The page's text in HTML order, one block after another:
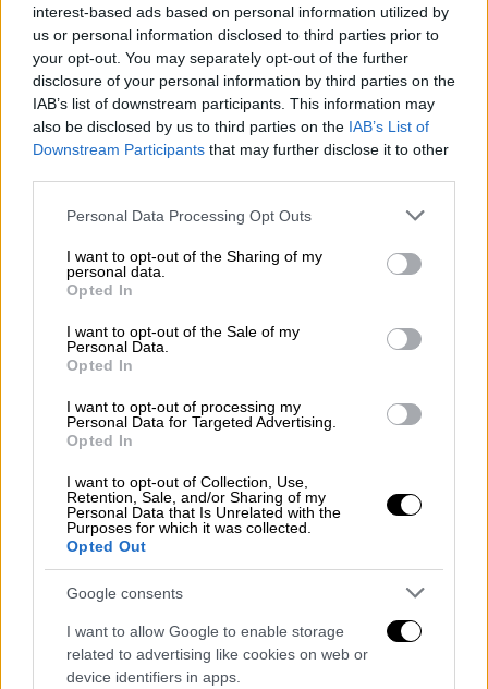
interest-based ads based on personal information utilized by
us or personal information disclosed to third parties prior to
your opt-out. You may separately opt-out of the further
disclosure of your personal information by third parties on the
IAB’s list of downstream participants. This information may
also be disclosed by us to third parties on the IAB’s List of
Downstream Participants that may further disclose it to other
Please note that this website/app uses one or more Google
not limited to your visit or usage behaviour. You may click to
grant or deny consent to Google and its third-party tags to
use your data for below specified purposes in below Google
consent section.
Personal Data Processing Opt Outs
I want to opt-out of the Sharing of my
personal data.
Opted In
I want to opt-out of the Sale of my
Personal Data.
Opted In
I want to opt-out of processing my
Personal Data for Targeted Advertising.
Opted In
I want to opt-out of Collection, Use,
Retention, Sale, and/or Sharing of my
Personal Data that Is Unrelated with the
Purposes for which it was collected.
Opted Out
Google consents
I want to allow Google to enable storage
related to advertising like cookies on web or
device identifiers in apps.
Οικονομία|09.05.2026 11:37
Πού οφείλεται η στεγαστική κρίση; Η
εξήγηση της Τράπεζας της Ελλάδος
Οι κρίσιμοι παράγοντες στην προσφορά και
ζήτηση κατοικίας
Ιστορία|25.04.2026 06:20
Η αμερικανική κρίση: Η κατάρρευση της
ηγεμονίας, η βαθύτατη εσωτερική
διαίρεση και το καταλυτικό ηθικό